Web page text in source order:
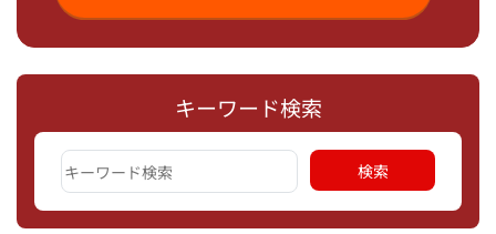
キーワード検索